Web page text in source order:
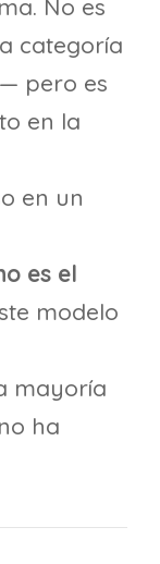
No es
categoría
pero es
en la
en un
es el
modelo
mayoría
ha